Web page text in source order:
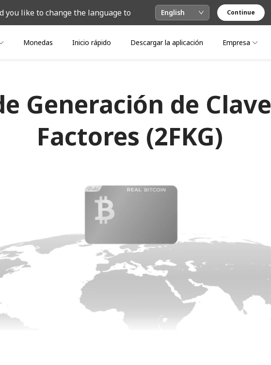
you like to change the language to English Continue
Monedas Inicio rápido Descargar la aplicación Empresa
Generación de
Factores (2FKG)